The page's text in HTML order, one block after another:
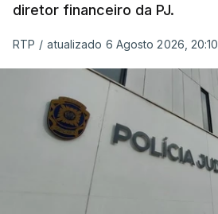
diretor financeiro da PJ.
RTP / atualizado 6 Agosto 2026, 20:10